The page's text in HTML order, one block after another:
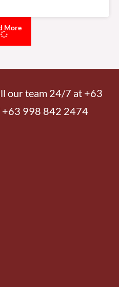
More
our team 24/7 at +63
998 842 2474